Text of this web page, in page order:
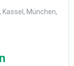
Kassel, München,